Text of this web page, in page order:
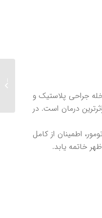
جراحی پلاستیک و
درمان است. در
اطمینان از کامل
خاتمه یابد.